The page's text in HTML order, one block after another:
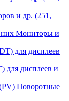
и др. (251,
Мониторы и
дисплеев и
Поворотные